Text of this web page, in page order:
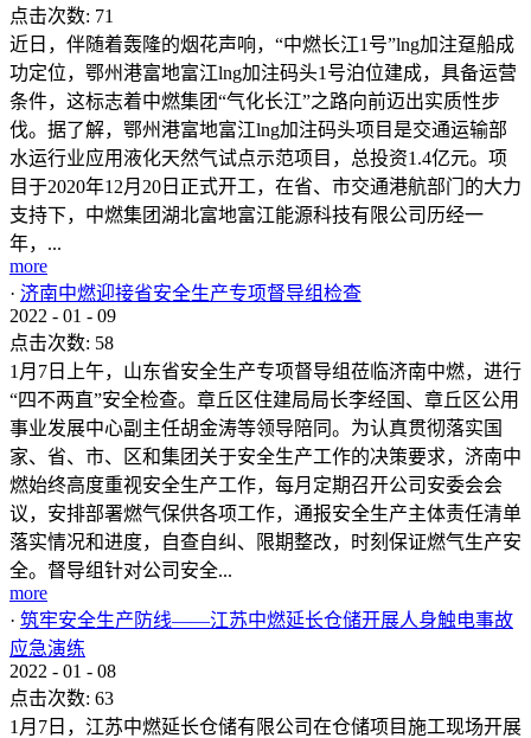
点击次数: 71
近日，伴随着轰隆的烟花声响，“中燃长江1号”lng加注趸船成
功定位，鄂州港富地富江lng加注码头1号泊位建成，具备运营
条件，这标志着中燃集团“气化长江”之路向前迈出实质性步
伐。据了解，鄂州港富地富江lng加注码头项目是交通运输部
水运行业应用液化天然气试点示范项目，总投资1.4亿元。项
目于2020年12月20日正式开工，在省、市交通港航部门的大力
支持下，中燃集团湖北富地富江能源科技有限公司历经一
年，...
more
· 济南中燃迎接省安全生产专项督导组检查
2022 - 01 - 09
点击次数: 58
1月7日上午，山东省安全生产专项督导组莅临济南中燃，进行
“四不两直”安全检查。章丘区住建局局长李经国、章丘区公用
事业发展中心副主任胡金涛等领导陪同。为认真贯彻落实国
家、省、市、区和集团关于安全生产工作的决策要求，济南中
燃始终高度重视安全生产工作，每月定期召开公司安委会会
议，安排部署燃气保供各项工作，通报安全生产主体责任清单
落实情况和进度，自查自纠、限期整改，时刻保证燃气生产安
全。督导组针对公司安全...
more
· 筑牢安全生产防线——江苏中燃延长仓储开展人身触电事故
应急演练
2022 - 01 - 08
点击次数: 63
1月7日，江苏中燃延长仓储有限公司在仓储项目施工现场开展